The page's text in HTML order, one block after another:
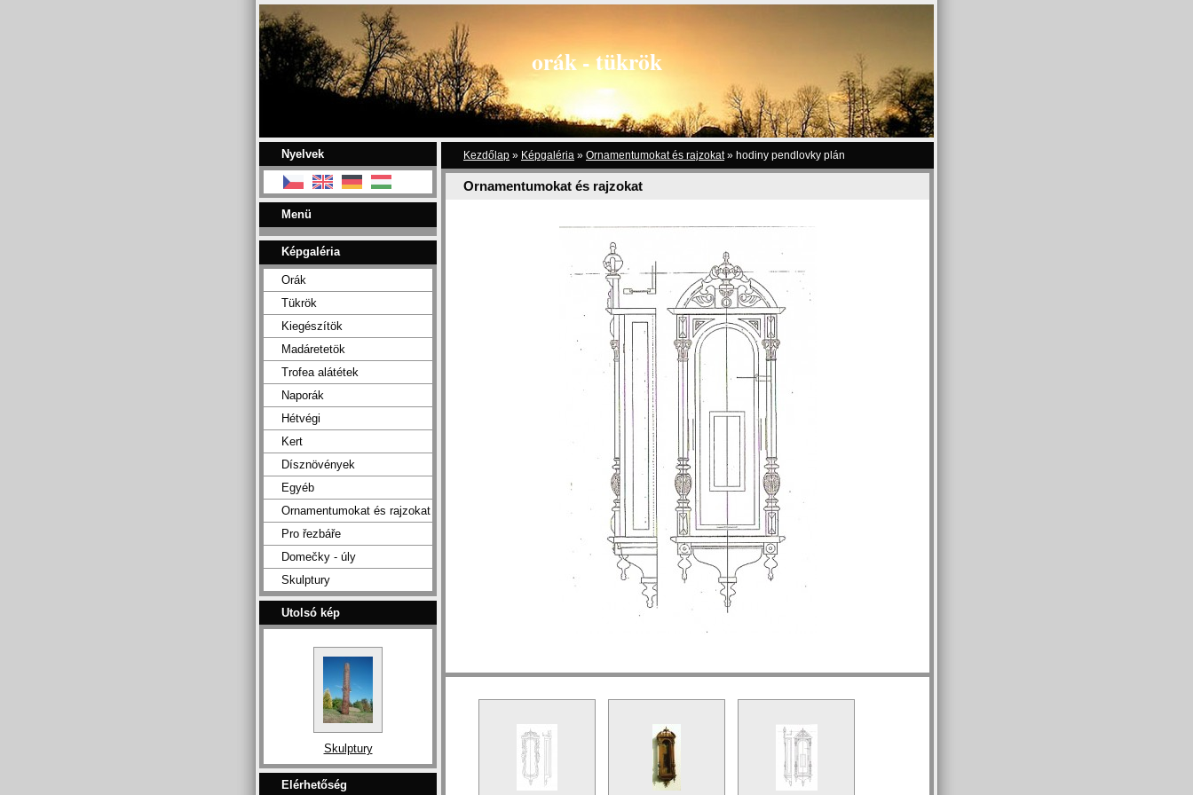
orák - tükrök
Kezdőlap » Képgaléria » Ornamentumokat és rajzokat» hodiny pendlovky plán
Ornamentumokat és rajzokat
Nyelvek
Menü
Képgaléria
Orák
Tükrök
Kiegészítök
Madáretetök
Trofea alátétek
Naporák
Hétvégi
Kert
Dísznövények
Egyéb
Ornamentumokat és rajzokat
Pro řezbáře
Domečky - úly
Skulptury
Utolsó kép
Skulptury
Elérhetőség